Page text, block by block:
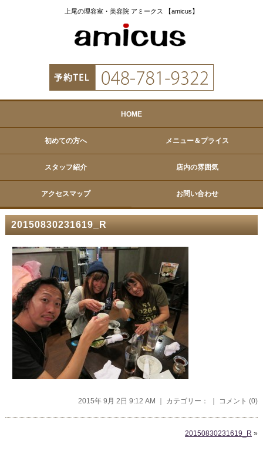
上尾の理容室・美容院 アミークス 【amicus】
HOME
初めての方へ メニュー＆プライス
スタッフ紹介 店内の雰囲気
アクセスマップ お問い合わせ
20150830231619_R
2015年 9月 2日 9:12 AM ｜ カテゴリー： ｜ コメント (0)
20150830231619_R »